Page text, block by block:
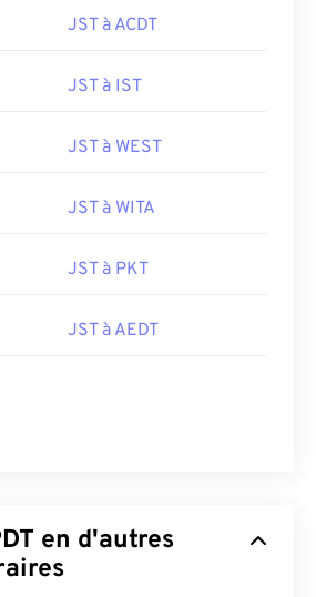
JST à ACDT
JST à IST
JST à WEST
JST à WITA
JST à PKT
JST à AEDT
en d'autres